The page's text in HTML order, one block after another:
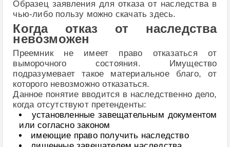
Образец заявления для отказа от наследства в
чью-либо пользу можно скачать здесь.
Когда отказ от наследства
невозможен
Преемник не имеет право отказаться от
выморочного состояния. Имущество
подразумевает такое материальное благо, от
которого невозможно отказаться.
Данное понятие вводится в наследственно дело,
когда отсутствуют претенденты:
установленные завещательным документом
или согласно законом
имеющие право получить наследство